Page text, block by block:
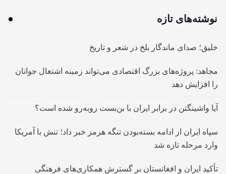
نوشته‌های تازه
خلیق؛ صدای ماندگار بلخ در شعر و تاریخ
مجاهد: پروژه‌های بزرگ اقتصادی می‌تواند زمینه اشتغال جوانان
را افزایش دهد
آیا واشینگتن در برابر ایران با بن‌بست روبه‌رو شده است؟
سپاه ایران از ادامه بسته‌بودن تنگه هرمز خبر داد؛ تنش با آمریکا
وارد مرحله تازه شد
تأکید ایران و افغانستان بر گسترش همکاری‌های فرهنگی